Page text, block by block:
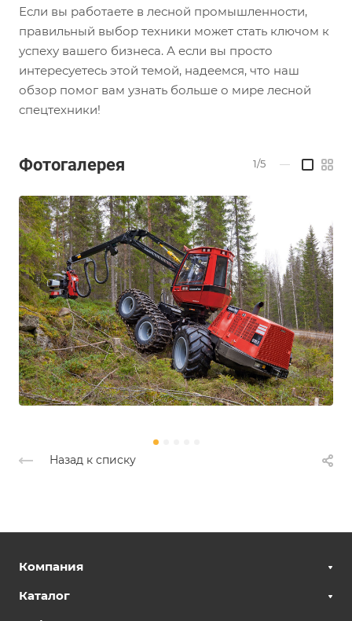
Если вы работаете в лесной промышленности,
правильный выбор техники может стать ключом к
успеху вашего бизнеса. А если вы просто
интересуетесь этой темой, надеемся, что наш
обзор помог вам узнать больше о мире лесной
спецтехники!
Фотогалерея 1/5 —
Назад к списку
Компания
Каталог